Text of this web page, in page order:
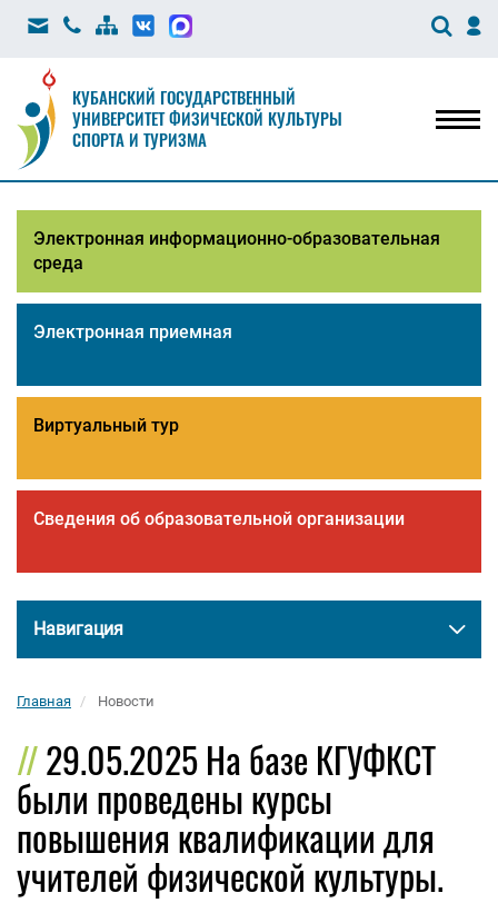
КУБАНСКИЙ ГОСУДАРСТВЕННЫЙ
УНИВЕРСИТЕТ ФИЗИЧЕСКОЙ КУЛЬТУРЫ
СПОРТА И ТУРИЗМА
Электронная информационно-образовательная
среда
Электронная приемная
Виртуальный тур
Сведения об образовательной организации
Навигация
Главная Новости
29.05.2025 На базе КГУФКСТ
были проведены курсы
повышения квалификации для
учителей физической культуры.